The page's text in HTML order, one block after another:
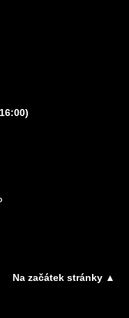
Na začátek stránky ▲